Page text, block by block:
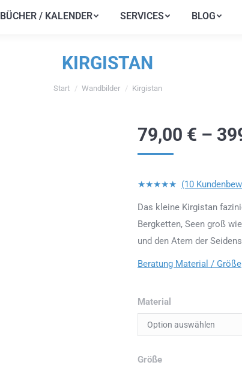
BÜCHER / KALENDER SERVICES BLOG
KIRGISTAN
Sie befinden sich hier:
Start Wandbilder Kirgistan
79,00 € –
★★★★★ (10
Das kleine Kirgistan
Bergketten, Seen groß
und den Atem der
Beratung Material / Größe
Material
Größe
BÜCHER / KALENDER SERVICES BLOG